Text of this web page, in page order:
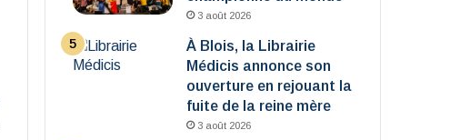
3 août 2026
À Blois, la Librairie
Médicis annonce son
ouverture en rejouant la
fuite de la reine mère
3 août 2026